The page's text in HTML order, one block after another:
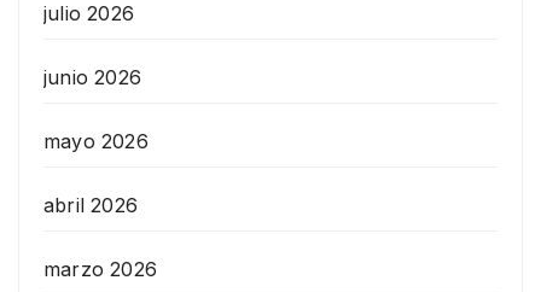
julio 2026
junio 2026
mayo 2026
abril 2026
marzo 2026